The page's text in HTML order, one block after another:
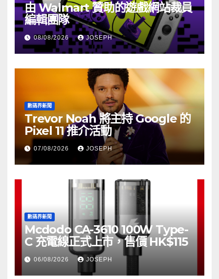
由 Walmart 贊助的遊戲網站裁員
編輯團隊
08/08/2026 JOSEPH
數碼界新聞
Trevor Noah 將主持 Google 的
Pixel 11 推介活動
07/08/2026 JOSEPH
數碼界新聞
Mcdodo CA-3610 100W Type-
C 充電線正式上市，售價 HK$115
06/08/2026 JOSEPH